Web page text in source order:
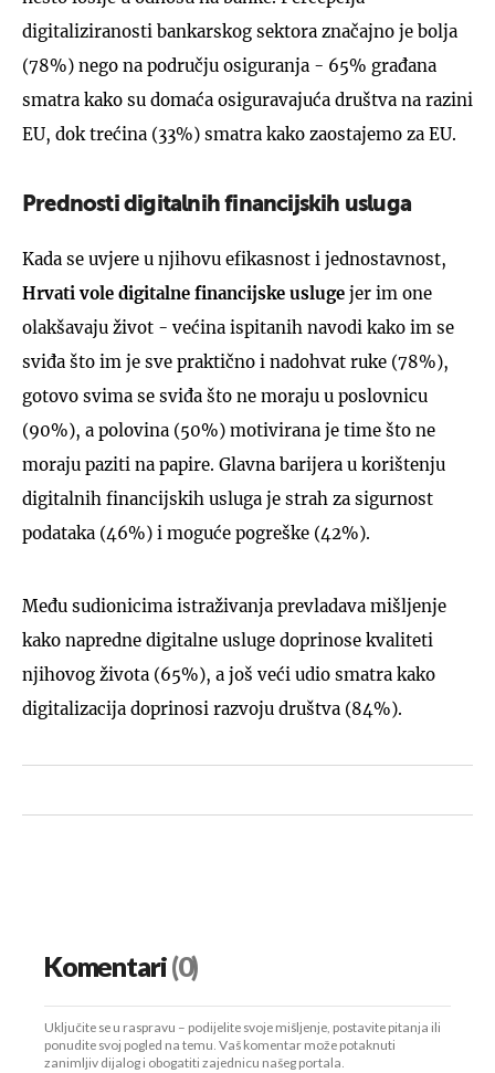
digitaliziranosti bankarskog sektora značajno je bolja
(78%) nego na području osiguranja - 65% građana
smatra kako su domaća osiguravajuća društva na razini
EU, dok trećina (33%) smatra kako zaostajemo za EU.
Prednosti digitalnih financijskih usluga
Kada se uvjere u njihovu efikasnost i jednostavnost,
Hrvati vole digitalne financijske usluge jer im one
olakšavaju život - većina ispitanih navodi kako im se
sviđa što im je sve praktično i nadohvat ruke (78%),
gotovo svima se sviđa što ne moraju u poslovnicu
(90%), a polovina (50%) motivirana je time što ne
moraju paziti na papire. Glavna barijera u korištenju
digitalnih financijskih usluga je strah za sigurnost
podataka (46%) i moguće pogreške (42%).
Među sudionicima istraživanja prevladava mišljenje
kako napredne digitalne usluge doprinose kvaliteti
njihovog života (65%), a još veći udio smatra kako
digitalizacija doprinosi razvoju društva (84%).
Komentari(0)
Uključite se u raspravu – podijelite svoje mišljenje, postavite pitanja ili
ponudite svoj pogled na temu. Vaš komentar može potaknuti
zanimljiv dijalog i obogatiti zajednicu našeg portala.